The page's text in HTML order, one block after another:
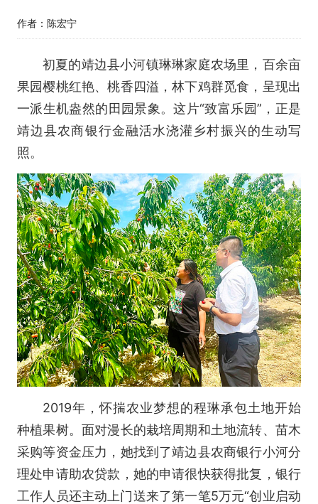
作者：陈宏宁
初夏的靖边县小河镇琳琳家庭农场里，百余亩
果园樱桃红艳、桃香四溢，林下鸡群觅食，呈现出
一派生机盎然的田园景象。这片“致富乐园”，正是
靖边县农商银行金融活水浇灌乡村振兴的生动写
照。
2019年，怀揣农业梦想的程琳承包土地开始
种植果树。面对漫长的栽培周期和土地流转、苗木
采购等资金压力，她找到了靖边县农商银行小河分
理处申请助农贷款，她的申请很快获得批复，银行
工作人员还主动上门送来了第一笔5万元“创业启动